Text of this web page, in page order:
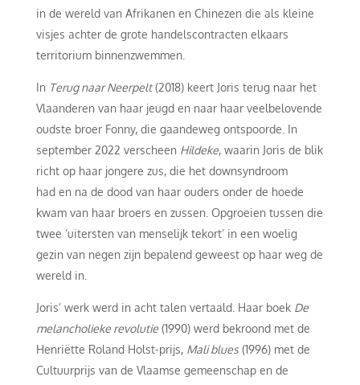
in de wereld van Afrikanen en Chinezen die als kleine
visjes achter de grote handelscontracten elkaars
territorium binnenzwemmen.
In Terug naar Neerpelt(2018) keert Joris terug naar het
Vlaanderen van haar jeugd en naar haar veelbelovende
oudste broer Fonny, die gaandeweg ontspoorde. In
september 2022 verscheen Hildeke, waarin Joris de blik
richt op haar jongere zus, die het downsyndroom
had en na de dood van haar ouders onder de hoede
kwam van haar broers en zussen. Opgroeien tussen die
twee ‘uitersten van menselijk tekort’ in een woelig
gezin van negen zijn bepalend geweest op haar weg de
wereld in.
Joris’ werk werd in acht talen vertaald. Haar boek De
melancholieke revolutie(1990) werd bekroond met de
Henriëtte Roland Holst-prijs, Maliblues(1996) met de
Cultuurprijs van de Vlaamse gemeenschap en de